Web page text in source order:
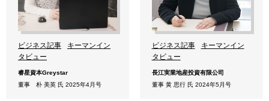
ビジネス記事
キーマンイン
タビュー
睿星資本Greystar
董事 朴 美英 氏 2025年4月号
ビジネス記事
キーマンイン
タビュー
長江実業地産投資有限公司
董事 黄 思行 氏 2024年5月号